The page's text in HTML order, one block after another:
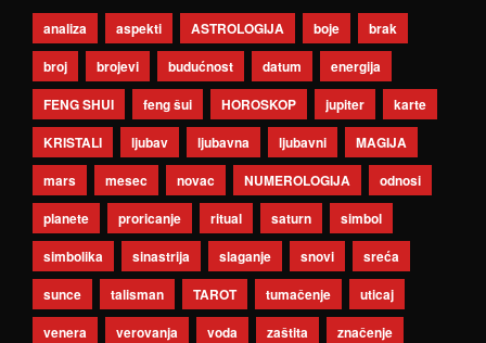
analiza aspekti ASTROLOGIJA boje
brak
broj
brojevi budućnost datum
energija
FENG SHUI
feng šui HOROSKOP jupiter
karte
KRISTALI
ljubav ljubavna ljubavni
MAGIJA
mars
mesec novac NUMEROLOGIJA
odnosi
planete
proricanje ritual saturn
simbol
simbolika
sinastrija slaganje snovi
sreća
sunce
talisman TAROT tumačenje
uticaj
venera
verovanja voda zaštita značenje